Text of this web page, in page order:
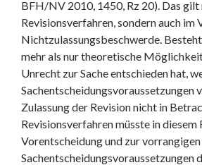
BFH/NV 2010, 1450, Rz 20). Das gilt
Revisionsverfahren, sondern auch im
Nichtzulassungsbeschwerde.
mehr als nur theoretische
Unrecht zur Sache entschieden hat,
Sachentscheidungsvoraussetzungen
Zulassung der Revision nicht in
Revisionsverfahren müsste in
Vorentscheidung und zur
Sachentscheidungsvoraussetzungen